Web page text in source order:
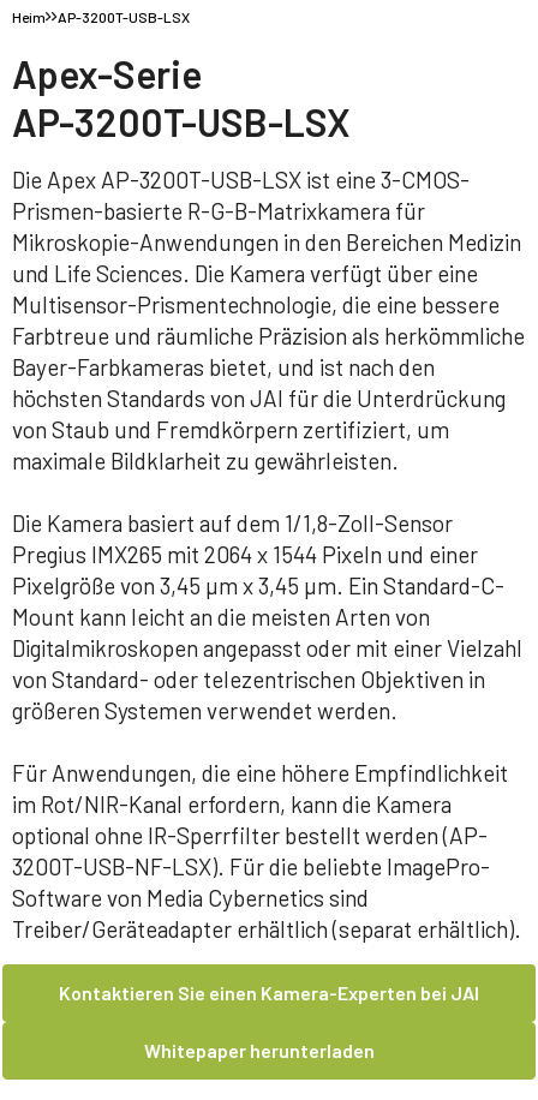
Heim AP-3200T-USB-LSX
Apex-Serie
AP-3200T-USB-LSX
Die Apex AP-3200T-USB-LSX ist eine 3-CMOS-
Prismen-basierte R-G-B-Matrixkamera für
Mikroskopie-Anwendungen in den Bereichen Medizin
und Life Sciences. Die Kamera verfügt über eine
Multisensor-Prismentechnologie, die eine bessere
Farbtreue und räumliche Präzision als herkömmliche
Bayer-Farbkameras bietet, und ist nach den
höchsten Standards von JAI für die Unterdrückung
von Staub und Fremdkörpern zertifiziert, um
maximale Bildklarheit zu gewährleisten.
Die Kamera basiert auf dem 1/1,8-Zoll-Sensor
Pregius IMX265 mit 2064 x 1544 Pixeln und einer
Pixelgröße von 3,45 µm x 3,45 µm. Ein Standard-C-
Mount kann leicht an die meisten Arten von
Digitalmikroskopen angepasst oder mit einer Vielzahl
von Standard- oder telezentrischen Objektiven in
größeren Systemen verwendet werden.
Für Anwendungen, die eine höhere Empfindlichkeit
im Rot/NIR-Kanal erfordern, kann die Kamera
optional ohne IR-Sperrfilter bestellt werden (AP-
3200T-USB-NF-LSX). Für die beliebte ImagePro-
Software von Media Cybernetics sind
Treiber/Geräteadapter erhältlich (separat erhältlich).
Kontaktieren Sie einen Kamera-Experten bei JAI
Whitepaper herunterladen